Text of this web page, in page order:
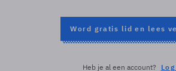
Word gratis lid en lees
Heb je al een account?